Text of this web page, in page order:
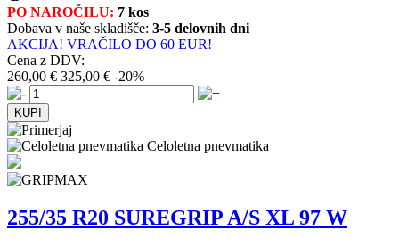
PO NAROČILU: 7 kos
Dobava v naše skladišče: 3-5 delovnih dni
AKCIJA! VRAČILO DO 60 EUR!
Cena z DDV:
260,00 € 325,00 € -20%
Celoletna pnevmatika
255/35 R20 SUREGRIP A/S XL 97 W